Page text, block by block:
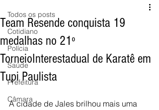
Todos os posts
Cotidiano
Polícia
Saúde
Prefeitura
Câmara
Team Resende conquista 19
medalhas no 21º
TorneioInterestadual de Karatê em
Tupi Paulista
A cidade de Jales brilhou mais uma